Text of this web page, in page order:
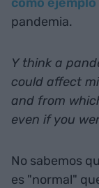
pandemia.
Y think a
could affect
and from
even if you
No sabemos
es "normal"